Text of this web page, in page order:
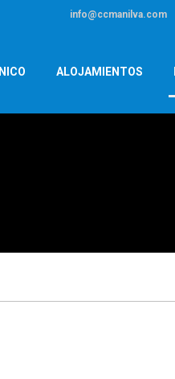
info@ccmanilva.com
ALOJAMIENTOS